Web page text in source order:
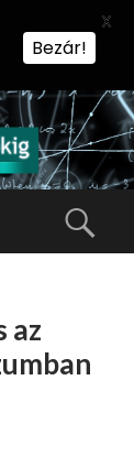
az
Bezár!
X